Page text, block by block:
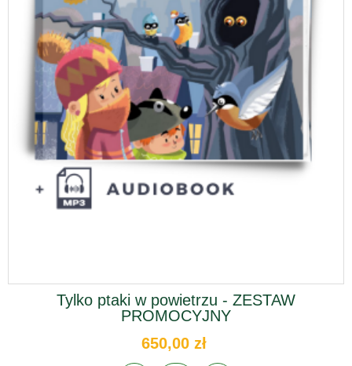
Tylko ptaki w powietrzu - ZESTAW
PROMOCYJNY
650,00 zł